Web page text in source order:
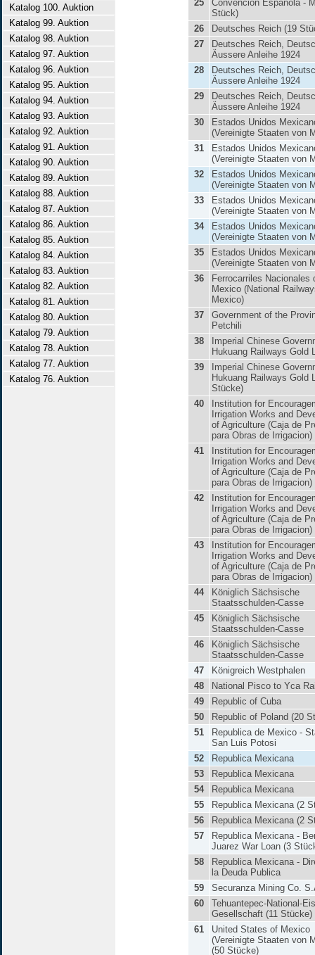
Katalog 100. Auktion
Katalog 99. Auktion
Katalog 98. Auktion
Katalog 97. Auktion
Katalog 96. Auktion
Katalog 95. Auktion
Katalog 94. Auktion
Katalog 93. Auktion
Katalog 92. Auktion
Katalog 91. Auktion
Katalog 90. Auktion
Katalog 89. Auktion
Katalog 88. Auktion
Katalog 87. Auktion
Katalog 86. Auktion
Katalog 85. Auktion
Katalog 84. Auktion
Katalog 83. Auktion
Katalog 82. Auktion
Katalog 81. Auktion
Katalog 80. Auktion
Katalog 79. Auktion
Katalog 78. Auktion
Katalog 77. Auktion
Katalog 76. Auktion
25
Convencion Espanola -
Stück)
26
Deutsches Reich (19
27
Deutsches Reich,
Äussere Anleihe 1924
28
Deutsches Reich,
Äussere Anleihe 1924
29
Deutsches Reich,
Äussere Anleihe 1924
30
Estados Unidos
(Vereinigte Staaten von
31
Estados Unidos
(Vereinigte Staaten von
32
Estados Unidos
(Vereinigte Staaten von
33
Estados Unidos
(Vereinigte Staaten von
34
Estados Unidos
(Vereinigte Staaten von
35
Estados Unidos
(Vereinigte Staaten von
36
Ferrocarriles Nacionales
Mexico (National
Mexico)
37
Government of the
Petchili
38
Imperial Chinese
Hukuang Railways Gold
39
Imperial Chinese
Hukuang Railways Gold
Stücke)
40
Institution for
Irrigation Works and
of Agriculture (Caja de
para Obras de
41
Institution for
Irrigation Works and
of Agriculture (Caja de
para Obras de
42
Institution for
Irrigation Works and
of Agriculture (Caja de
para Obras de
43
Institution for
Irrigation Works and
of Agriculture (Caja de
para Obras de Irrigacion)
44
Königlich Sächsische
Staatsschulden-Casse
45
Königlich Sächsische
Staatsschulden-Casse
46
Königlich Sächsische
Staatsschulden-Casse
47
Königreich Westphalen
48
National Pisco to Yca
49
Republic of Cuba
50
Republic of Poland (20
51
Republica de Mexico -
San Luis Potosi
52
Republica Mexicana
53
Republica Mexicana
54
Republica Mexicana
55
Republica Mexicana (2
56
Republica Mexicana (2
57
Republica Mexicana -
Juarez War Loan (3
58
Republica Mexicana -
la Deuda Publica
59
Securanza Mining Co.
60
Tehuantepec-National-
Gesellschaft (11 Stücke)
61
United States of Mexico
(Vereinigte Staaten von
(50 Stücke)